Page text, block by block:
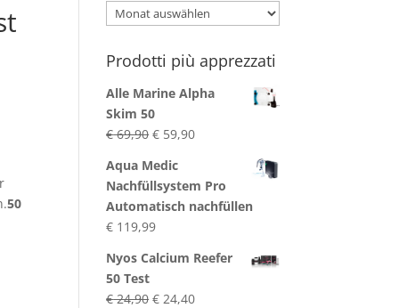
50
Archivio
Blog
Prodotti più apprezzati
Alle Marine Alpha
Skim 50
€69,90 Ursprünglicher
war:
€ 69,90
€ 59,90Aktueller
€ 59,90.
Aqua Medic
Nachfüllsystem Pro
Automatisch nachfüllen
€ 119,99
Nyos Calcium Reefer
50 Test
€24,90 Ursprünglicher
€ 24,40Aktueller